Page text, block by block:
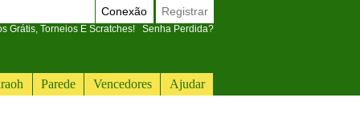
Parede Vencedores Ajudar
Conexão Registrar
Grátis, Torneios E Scratches! Senha Perdida?